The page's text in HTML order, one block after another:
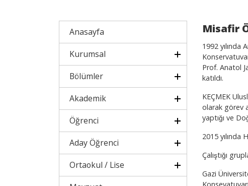
Anasayfa
Kurumsal
Bölümler
Akademik
Öğrenci
Aday Öğrenci
Ortaokul / Lise
Misafir
1992 yılında
Prof. Anatol
katıldı.
KEÇMEK
olarak görev
yaptığı ve
2015
Çalıştığı
Gazi